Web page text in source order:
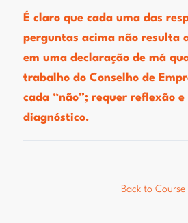
É claro que cada uma das
perguntas acima não resulta
em uma declaração de má
trabalho do Conselho de
cada “não”; requer reflexão
diagnóstico.
Back to Course